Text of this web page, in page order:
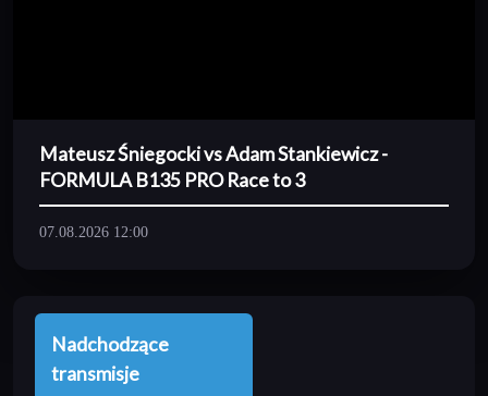
Mateusz Śniegocki vs Adam Stankiewicz -
FORMULA B135 PRO Race to 3
07.08.2026 12:00
Nadchodzące
transmisje